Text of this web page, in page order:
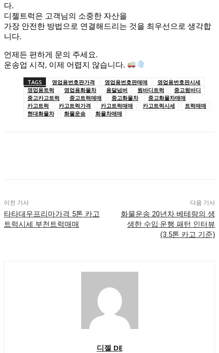
다.
디젤트럭은 고객님의 소중한 자산을
가장 안전한 방법으로 연결해드리는 것을 최우선으로 생각합
니다.
언제든 편하게 문의 주세요.
운송업 시작, 이제 어렵지 않습니다.
TAGS 영업용번호판가격 영업용번호판매매
영업용번호판시세
영업용트럭
영업용화물차 용달넘버 윙바디트럭
중고윙바디
중고카고트럭
중고트럭매매 중고화물차
중고화물차매매
카고트럭
카고트럭가격 카고트럭매매 카고트럭시세
트럭매매
현대화물차
화물운송 화물차매매
이전 기사
타타대우프리마가격 5톤 카고
트럭시세 부천트럭매매
다음 기사
화물운송 20년차 베테랑의 생
생한 수입·운행 패턴 인터뷰
(3.5톤 카고 기준)
디젤 DE